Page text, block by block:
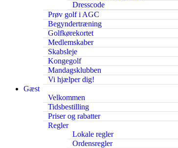
Dresscode
Prøv golf i AGC
Begyndertræning
Golfkørekortet
Medlemskaber
Skabsleje
Kongegolf
Mandagsklubben
Vi hjælper dig!
Gæst
Velkommen
Tidsbestilling
Priser og rabatter
Regler
Lokale regler
Ordensregler